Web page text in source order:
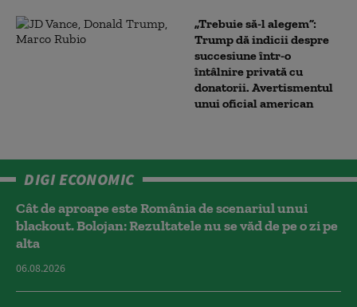
„Trebuie să-l alegem”:
Trump dă indicii despre
succesiune într-o
întâlnire privată cu
donatorii. Avertismentul
unui oficial american
DIGI ECONOMIC
Cât de aproape este România de scenariul unui
blackout. Bolojan: Rezultatele nu se văd de pe o zi pe
alta
06.08.2026